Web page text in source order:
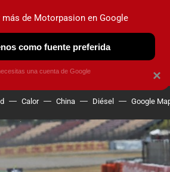
ELÉCTRICOS OBSERVATORIO
Calor China Diésel Google
×
más de Motorpasion en Google
como fuente preferida
una cuenta de Google